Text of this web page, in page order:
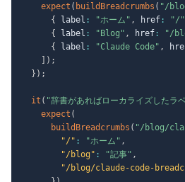
expect ( buildBreadcrumbs ( "/
{
label : "ホーム" , href : "/"
{
label : "Blog" , href : "/
{
label : "Claude Code" ,
) ;
} ) ;
it ( "辞書があればローカライズしたラ
expect (
buildBreadcrumbs ( "/blog/
"/" : "ホーム" ,
"/blog" : "記事" ,
"/blog/claude-code-